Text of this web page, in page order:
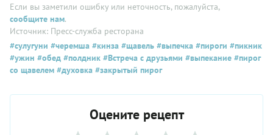
Если вы заметили ошибку или неточность, пожалуйста,
сообщите нам.
Источник: Пресс-служба ресторана
#сулугуни #черемша #кинза #щавель #выпечка #пироги #пикник
#ужин #обед #полдник #Встреча с друзьями #выпекание #пирог
со щавелем #духовка #закрытый пирог
Оцените рецепт